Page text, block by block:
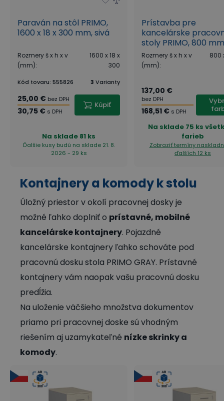
Paraván na stôl PRIMO,
1600 x 18 x 300 mm, sivá
Rozmery š x h x v
(mm):
1600 x 18 x
300
Kód tovaru: 555826 3 Varianty
25,00 € bez DPH
30,75 € s DPH
Kúpiť
Na sklade 81 ks
Ďalšie kusy budú na sklade 21. 8.
2026 - 29 ks
Prístavba pre
kancelárske
stoly PRIMO, 800 mm
Rozmery š x h x v
(mm):
800
137,00 €
bez DPH
168,51 € s DPH
Na sklade 75 ks
farieb
Zobraziť termíny
ďalších 12 ks
Kontajnery a komody k stolu
Úložný priestor v okolí pracovnej dosky je
možné ľahko doplniť o prístavné, mobilné
kancelárske kontajnery. Pojazdné
kancelárske kontajnery ľahko schováte pod
pracovnú dosku stola PRIMO GRAY. Prístavné
kontajnery vám naopak vašu pracovnú dosku
predĺžia.
Na uloženie väčšieho množstva dokumentov
priamo pri pracovnej doske sú vhodným
riešením aj uzamykateľné nízke skrinky a
komody.